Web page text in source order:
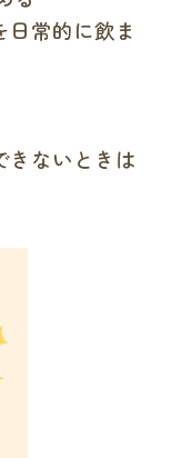
常的に飲ま
きないときは